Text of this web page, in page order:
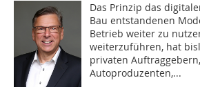
Das Prinzip das
Bau entstandenen
Betrieb weiter zu
weiterzuführen, hat
privaten
Autoproduzenten,...